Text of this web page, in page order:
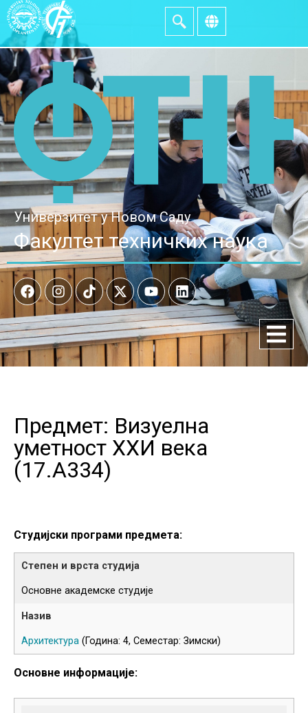
Универзитет у Новом Саду
Факултет техничких наука
Предмет: Визуелна
уметност XXИ века
(17.A334)
Студијски програми предмета:
Основне академске студије
Архитектура (Година: 4, Семестар: Зимски)
Основне информације: